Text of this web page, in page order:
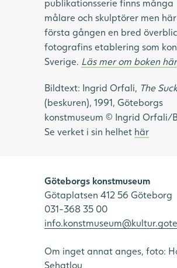
publikationsserie finns många
målare och skulptörer men
första gången en bred
fotografins etablering som
Sverige. Läs mer om boken här
Bildtext: Ingrid Orfali, The
(beskuren), 1991, Göteborgs
konstmuseum © Ingrid Orfali/
Se verket i sin helhet här
Göteborgs konstmuseum
Götaplatsen 412 56 Göteborg
031-368 35 00
Om inget annat anges, foto:
Sehatlou